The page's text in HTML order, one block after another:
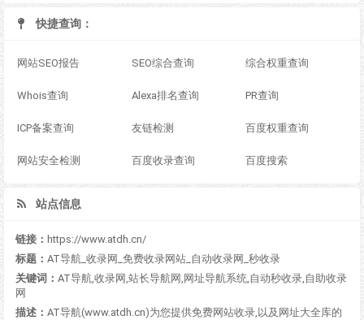
快捷查询：
网站SEO报告 SEO综合查询 综合权重查询
Whois查询 Alexa排名查询 PR查询
ICP备案查询 友链检测 百度权重查询
网站安全检测 百度收录查询 百度搜索
站点信息
链接： https://www.atdh.cn/
标题： AT导航_收录网_免费收录网站_自动收录网_秒收录
关键词： AT导航,收录网,站长导航网,网址导航系统,自动秒收录,自助收录
网
描述： AT导航(www.atdh.cn)为您提供免费网站收录,以及网址大全库的